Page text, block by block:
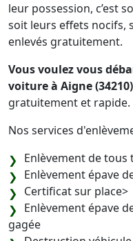
leur possession, c’est
soit leurs effets nocifs,
enlevés gratuitement.
Vous voulez vous
voiture à Aigne
gratuitement et rapide.
Nos services
Enlèvement de tous
Enlèvement épave
Certificat sur place>
Enlèvement épave
gagée